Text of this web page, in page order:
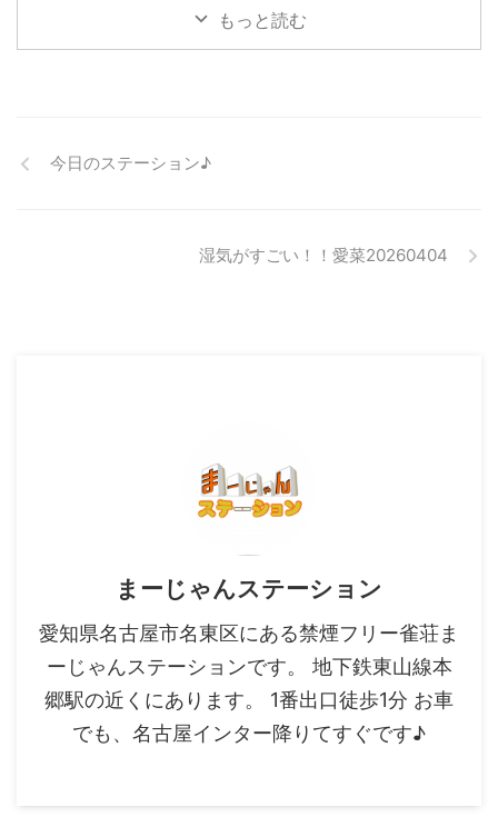
もっと読む
今日のステーション♪
湿気がすごい！！愛菜20260404
まーじゃんステーション
愛知県名古屋市名東区にある禁煙フリー雀荘ま
ーじゃんステーションです。 地下鉄東山線本
郷駅の近くにあります。 1番出口徒歩1分 お車
でも、名古屋インター降りてすぐです♪